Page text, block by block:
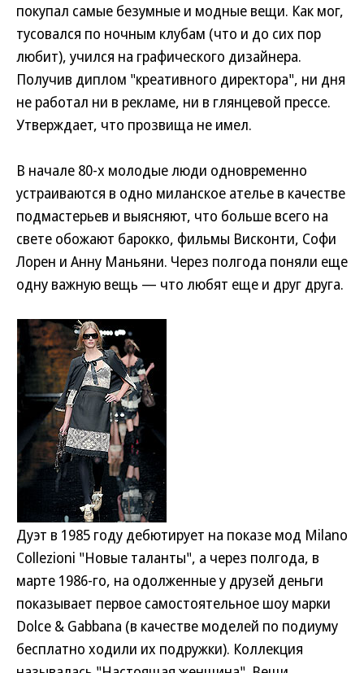
покупал самые безумные и модные вещи. Как мог,
тусовался по ночным клубам (что и до сих пор
любит), учился на графического дизайнера.
Получив диплом "креативного директора", ни дня
не работал ни в рекламе, ни в глянцевой прессе.
Утверждает, что прозвища не имел.
В начале 80-х молодые люди одновременно
устраиваются в одно миланское ателье в качестве
подмастерьев и выясняют, что больше всего на
свете обожают барокко, фильмы Висконти, Софи
Лорен и Анну Маньяни. Через полгода поняли еще
одну важную вещь — что любят еще и друг друга.
Дуэт в 1985 году дебютирует на показе мод Milano
Collezioni "Новые таланты", а через полгода, в
марте 1986-го, на одолженные у друзей деньги
показывает первое самостоятельное шоу марки
Dolce & Gabbana (в качестве моделей по подиуму
бесплатно ходили их подружки). Коллекция